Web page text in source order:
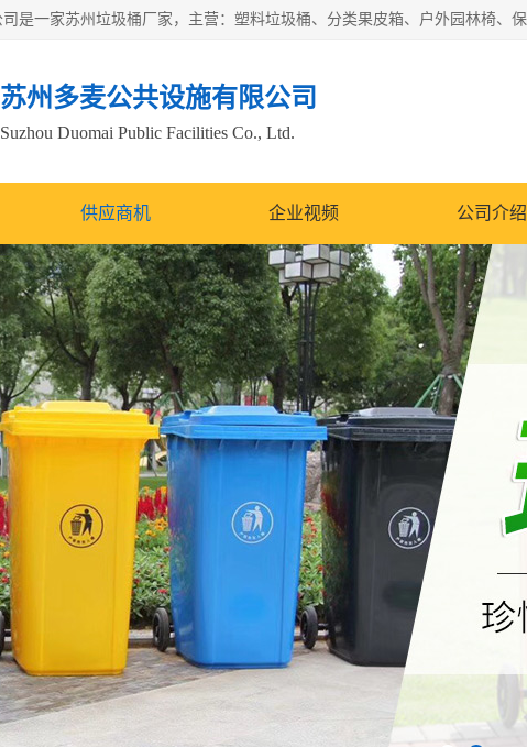
苏州多麦公共设施有限公司
Suzhou Duomai Public Facilities Co., Ltd.
供应商机 企业视频 公司介绍